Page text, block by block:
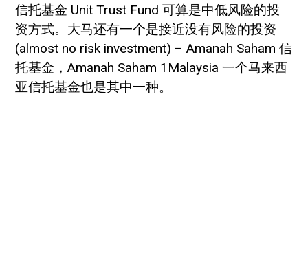
信托基金 Unit Trust Fund 可算是中低风险的投
资方式。大马还有一个是接近没有风险的投资
(almost no risk investment) – Amanah Saham 信
托基金，Amanah Saham 1Malaysia 一个马来西
亚信托基金也是其中一种。